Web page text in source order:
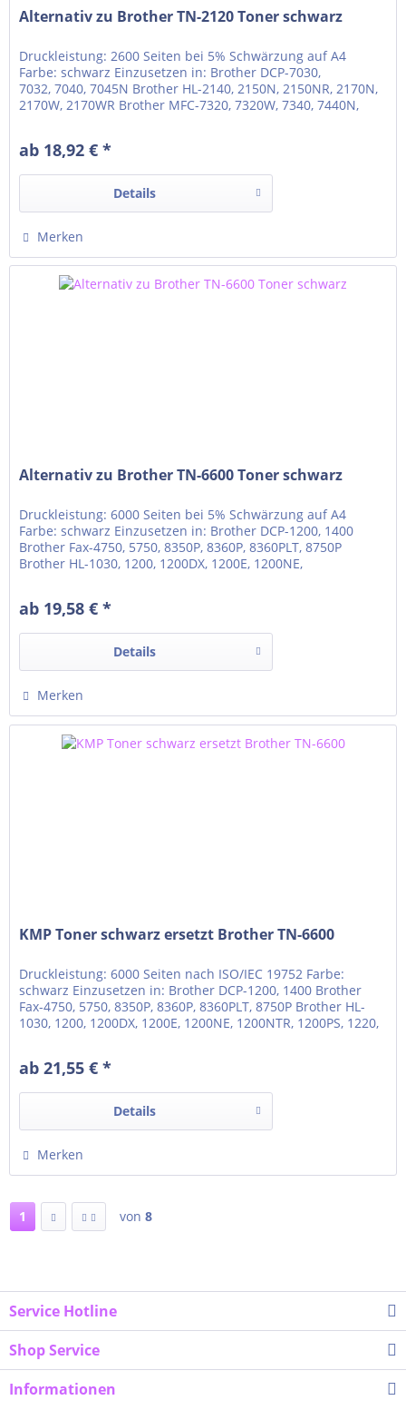
Alternativ zu Brother TN-2120 Toner schwarz
Druckleistung: 2600 Seiten bei 5% Schwärzung auf A4
Farbe: schwarz Einzusetzen in: Brother DCP-7030,
7032, 7040, 7045N Brother HL-2140, 2150N, 2150NR, 2170N,
2170W, 2170WR Brother MFC-7320, 7320W, 7340, 7440N,
ab 18,92 € *
Details
Merken
Alternativ zu Brother TN-6600 Toner schwarz
Druckleistung: 6000 Seiten bei 5% Schwärzung auf A4
Farbe: schwarz Einzusetzen in: Brother DCP-1200, 1400
Brother Fax-4750, 5750, 8350P, 8360P, 8360PLT, 8750P
Brother HL-1030, 1200, 1200DX, 1200E, 1200NE,
1450DLT, 1450LT, 1470LT, 1470N, 1470NLT Brother...
ab 19,58 € *
Details
Merken
KMP Toner schwarz ersetzt Brother TN-6600
Druckleistung: 6000 Seiten nach ISO/IEC 19752 Farbe:
schwarz Einzusetzen in: Brother DCP-1200, 1400 Brother
Fax-4750, 5750, 8350P, 8360P, 8360PLT, 8750P Brother HL-
1030, 1200, 1200DX, 1200E, 1200NE, 1200NTR, 1200PS, 1220,
1470N, 1470NLT Brother HL-P2500,...
ab 21,55 € *
Details
Merken
1 von 8
Service Hotline
Shop Service
Informationen